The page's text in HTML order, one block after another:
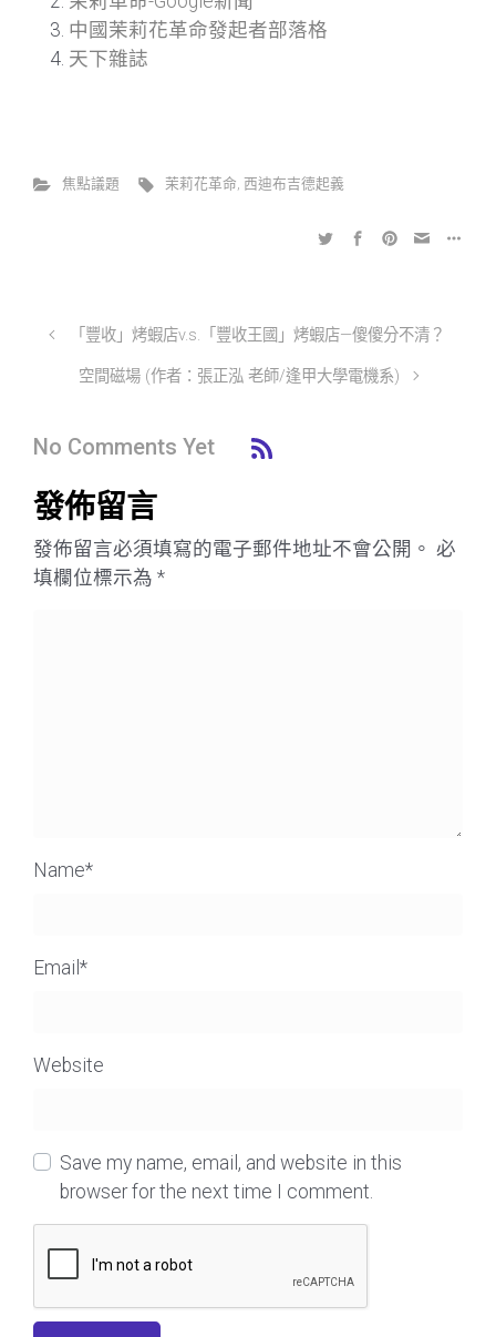
中國茉莉花革命發起者部落格
天下雜誌
焦點議題 茉莉花革命,西迪布吉德起義
「豐收」烤蝦店v.s.「豐收王國」烤蝦店—傻傻分不清？
空間磁場 (作者：張正泓 老師/逢甲大學電機系)
No Comments Yet
發佈留言
發佈留言必須填寫的電子郵件地址不會公開。 必
填欄位標示為 *
Name*
Email *
Website
Save my name, email, and website in this
browser for the next time I comment.